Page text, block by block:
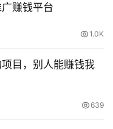
赚钱平台
1.0K
目，别人能赚钱我
639